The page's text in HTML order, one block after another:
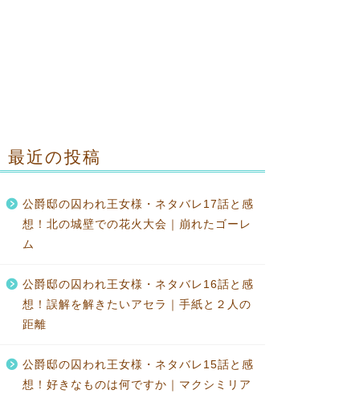
最近の投稿
公爵邸の囚われ王女様・ネタバレ17話と感
想！北の城壁での花火大会｜崩れたゴーレ
ム
公爵邸の囚われ王女様・ネタバレ16話と感
想！誤解を解きたいアセラ｜手紙と２人の
距離
公爵邸の囚われ王女様・ネタバレ15話と感
想！好きなものは何ですか｜マクシミリア